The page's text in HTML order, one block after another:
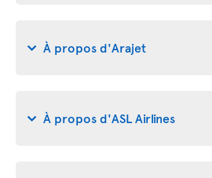
À propos d'Arajet
À propos d'ASL Airlines